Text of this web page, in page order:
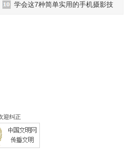
学会这7种简单实用的手机摄影技
迎纠正